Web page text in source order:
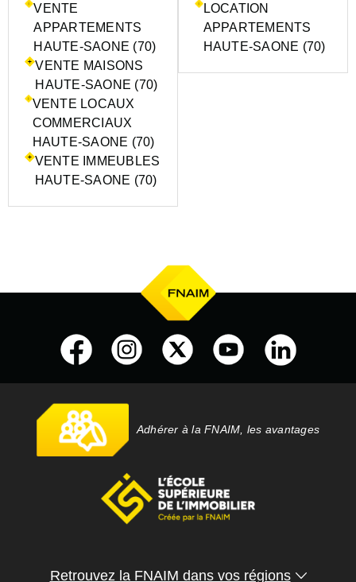
VENTE
APPARTEMENTS
HAUTE-SAONE (70)
VENTE MAISONS
HAUTE-SAONE (70)
VENTE LOCAUX
COMMERCIAUX
HAUTE-SAONE (70)
VENTE IMMEUBLES
HAUTE-SAONE (70)
LOCATION
APPARTEMENTS
HAUTE-SAONE (70)
Adhérer à la FNAIM, les avantages
Retrouvez la FNAIM dans vos régions